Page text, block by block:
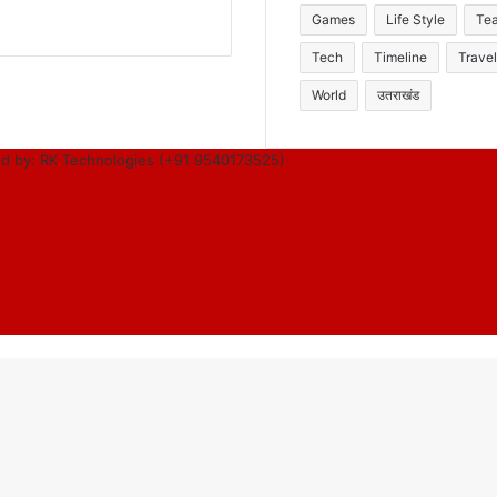
Games Life Style
Tech Timeline Travel
World उतराखंड
by: RK Technologies (+91 9540173525)